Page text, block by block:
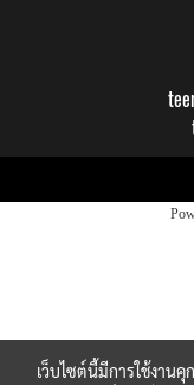
เว็บไซต์นี้มีการใช้งาน